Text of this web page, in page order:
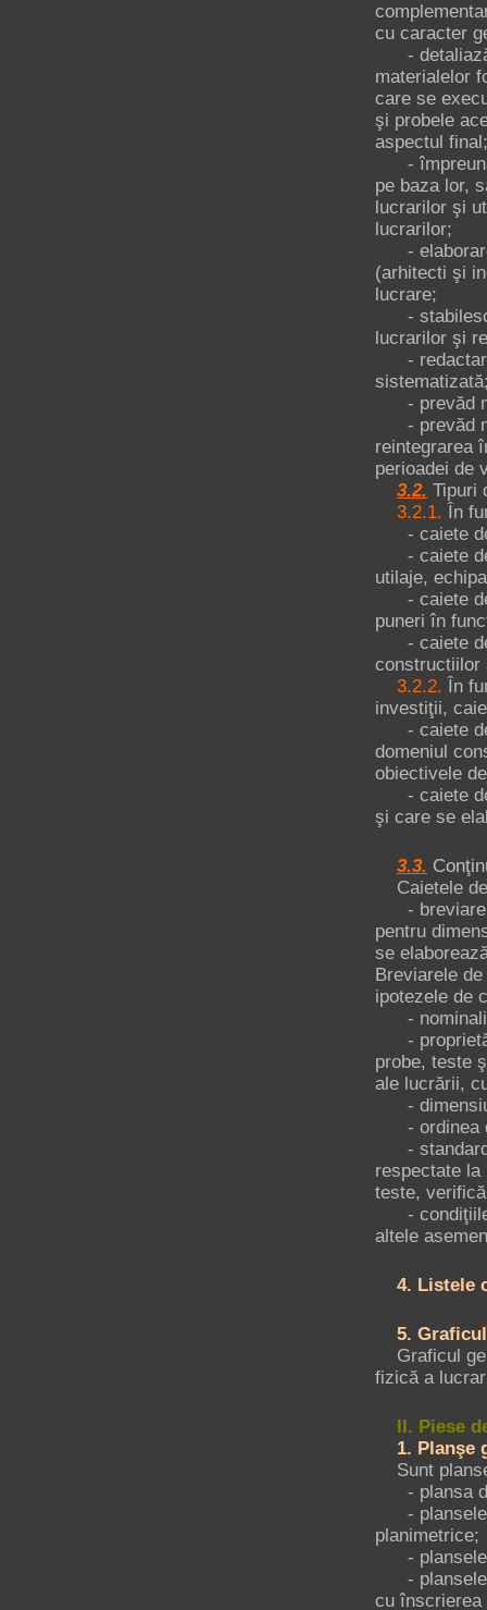
cu caracter
- detaliază
materialelor
care se
şi probele
aspectul final;
- împreună
pe baza lor,
lucrarilor şi
lucrarilor;
-
(arhitecti şi
lucrare;
- stabilesc
lucrarilor şi
-
- prevăd
- prevăd
reintegrarea
perioadei de
3.2. Tipuri
3.2.1. În
- caiete de
- caiete de
utilaje,
- caiete de
puneri în
- caiete de
constructiilor
3.2.2. În
investiţii,
- caiete de
domeniul
obiectivele
- caiete de
şi care se
3.3.
Caietele
-
pentru
se
Breviarele
ipotezele de
-
-
probe, teste
ale lucrării,
-
- ordinea
-
respectate
teste,
- condiţiile
altele
4. Listele
5. Graficul
Graficul
fizică a
II. Piese
1. Planşe
Sunt
- plansa
- plansele
planimetrice;
- plansele
- plansele
cu înscrierea